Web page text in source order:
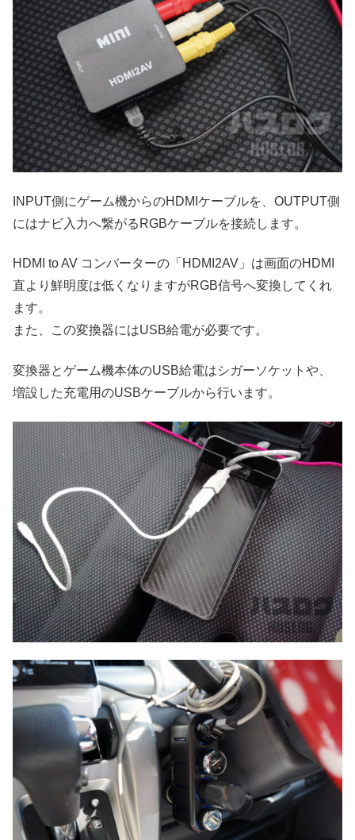
INPUT側にゲーム機からのHDMIケーブルを、OUTPUT側
にはナビ入力へ繋がるRGBケーブルを接続します。
HDMI to AV コンバーターの「HDMI2AV」は画面のHDMI
直より鮮明度は低くなりますがRGB信号へ変換してくれ
ます。
また、この変換器にはUSB給電が必要です。
変換器とゲーム機本体のUSB給電はシガーソケットや、
増設した充電用のUSBケーブルから行います。